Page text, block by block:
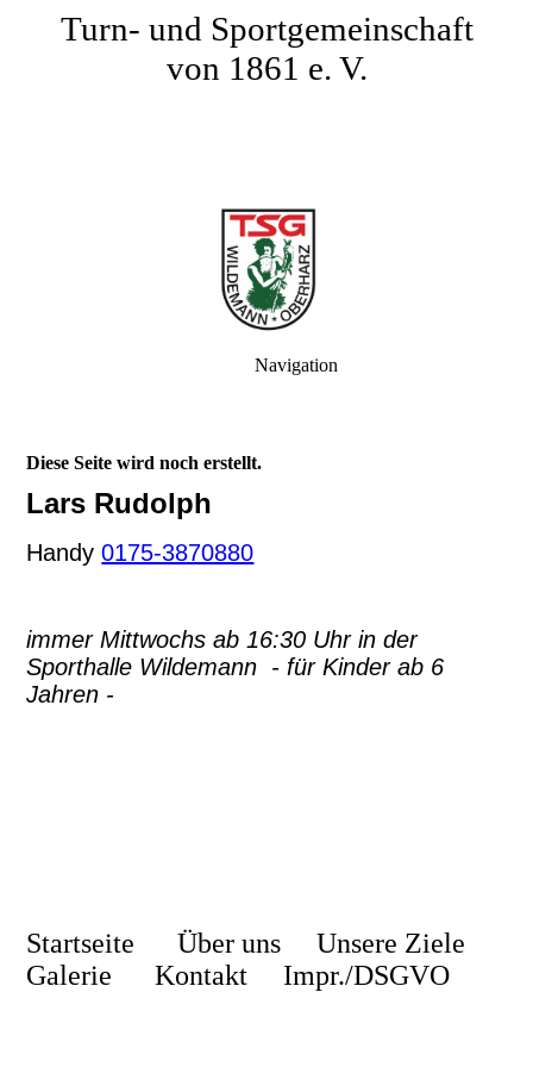
Turn- und Sportgemeinschaft
von 1861 e. V.
Navigation
Diese Seite wird noch erstellt.
Lars Rudolph
Handy0175-3870880
immer Mittwochs ab 16:30 Uhr in der
Sporthalle Wildemann - für Kinder ab 6
Jahren -
Startseite Über uns
Unsere Ziele
Galerie
Kontakt Impr./DSGVO